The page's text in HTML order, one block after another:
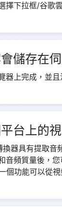
擇下拉框/谷歌
儲存在
器上完成，並
台上的
器具有提取音
音頻質量後，
個功能可以從視